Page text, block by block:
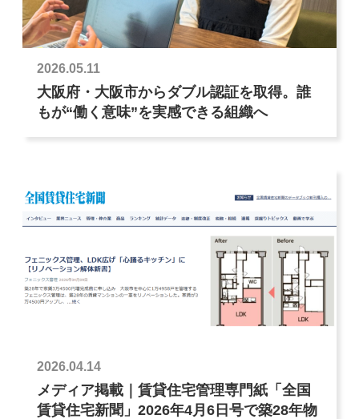
2026.05.11
大阪府・大阪市からダブル認証を取得。誰
もが“働く意味”を実感できる組織へ
2026.04.14
メディア掲載｜賃貸住宅管理専門紙「全国
賃貸住宅新聞」2026年4月6日号で築28年物